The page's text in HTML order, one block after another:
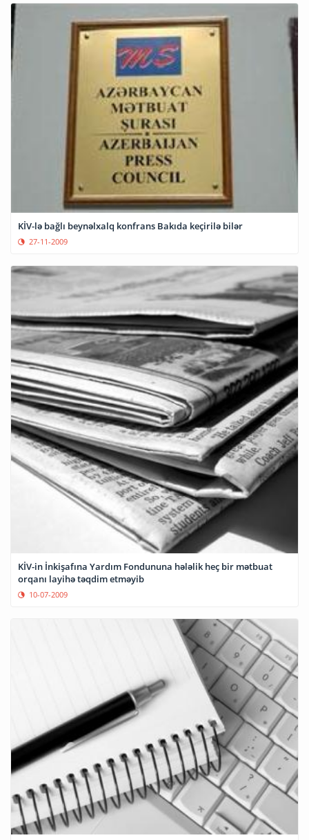
KİV-lə bağlı beynəlxalq konfrans Bakıda keçirilə bilər
27-11-2009
KİV-in İnkişafına Yardım Fondununa hələlik heç bir mətbuat
orqanı layihə təqdim etməyib
10-07-2009